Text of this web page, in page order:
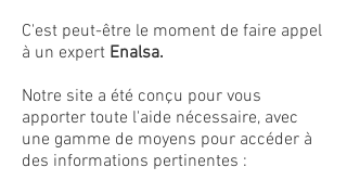
C'est peut-être le moment de faire appel
à un expert Enalsa.
Notre site a été conçu pour vous
apporter toute l'aide nécessaire, avec
une gamme de moyens pour accéder à
des informations pertinentes :